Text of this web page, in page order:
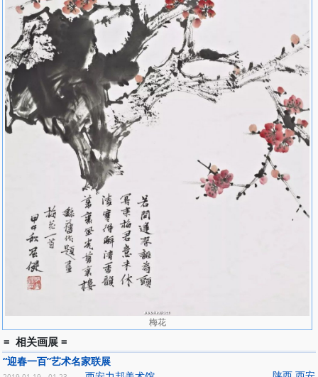
梅花
= 相关画展 =
“迎春一百”艺术名家联展